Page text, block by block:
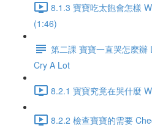
8.1.3 寶寶吃太飽會怎樣
(1:46)
第二課 寶寶一直哭怎麼
Cry A Lot
8.2.1 寶寶究竟在哭什麼
8.2.2 檢查寶寶的需要